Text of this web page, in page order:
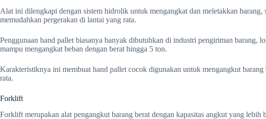
Alat ini dilengkapi dengan sistem hidrolik untuk mengangkat dan meletakkan barang,
memudahkan pergerakan di lantai yang rata.
Penggunaan hand pallet biasanya banyak dibutuhkan di industri pengiriman barang,
mampu mengangkat beban dengan berat hingga 5 ton.
Karakteristiknya ini membuat hand pallet cocok digunakan untuk mengangkut
rata.
Forklift
Forklift merupakan alat pengangkut barang berat dengan kapasitas angkut yang lebih